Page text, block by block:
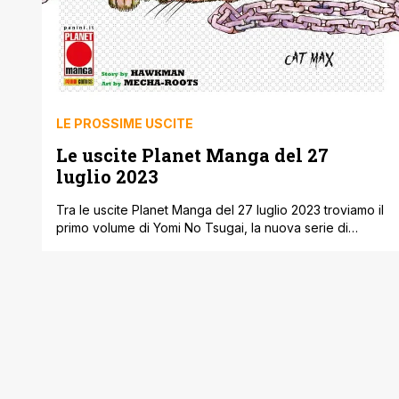
LE PROSSIME USCITE
Le uscite Planet Manga del 27
luglio 2023
Tra le uscite Planet Manga del 27 luglio 2023 troviamo il
primo volume di Yomi No Tsugai, la nuova serie di